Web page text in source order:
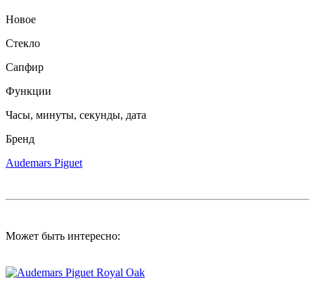
Новое
Стекло
Сапфир
Функции
Часы, минуты, секунды, дата
Бренд
Audemars Piguet
Может быть интересно: